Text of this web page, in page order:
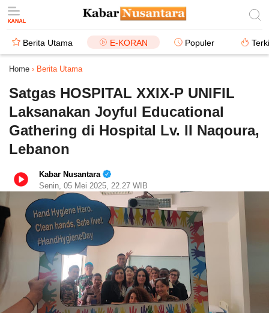
Berita Utama E-KORAN Populer
Home › Berita Utama
Satgas HOSPITAL XXIX-P UNIFIL
Laksanakan Joyful Educational
Gathering di Hospital Lv. II Naqoura,
Lebanon
Kabar Nusantara
Senin, 05 Mei 2025, 22.27 WIB